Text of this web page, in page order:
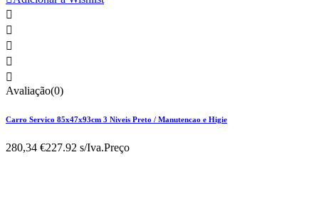





Avaliação(0)
Carro Servico 85x47x93cm 3 Niveis Preto / Manutencao e Higie
280,34 €227.92 s/Iva.Preço